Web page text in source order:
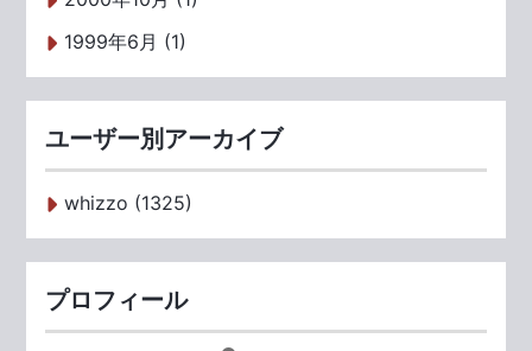
1999年6月 (1)
ユーザー別アーカイブ
whizzo (1325)
プロフィール